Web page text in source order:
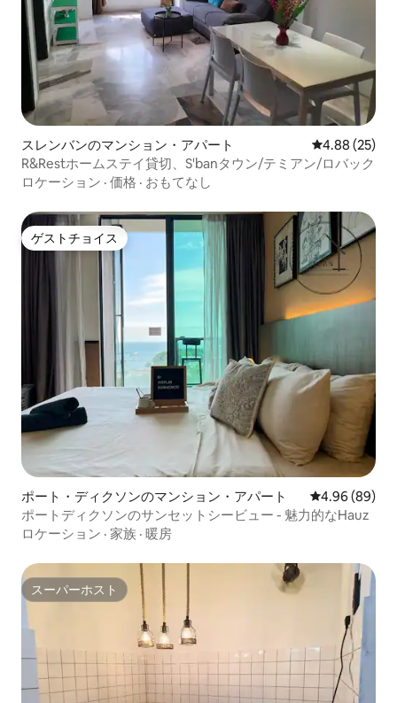
スレンバンのマンション・アパート レビュー25
4.88 (25)
R&Restホームステイ貸切、S'banタウン/テミアン/ロバック
ロケーション · 価格 · おもてなし
ゲストチョイス
ゲストチョイス
ポート・ディクソンのマンション・アパート レビュー89件
4.96 (89)
ポートディクソンのサンセットシービュー - 魅力的なHauz
ロケーション · 家族 · 暖房
スーパーホスト
スーパーホスト